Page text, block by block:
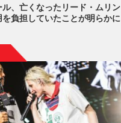
、亡くなったリード・ムリン
負担していたことが明らかに